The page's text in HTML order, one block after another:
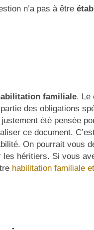
n’a pas à être
familiale. Le
des obligations
été pensée
ce document.
On pourrait vous
héritiers. Si vous
habilitation familiale